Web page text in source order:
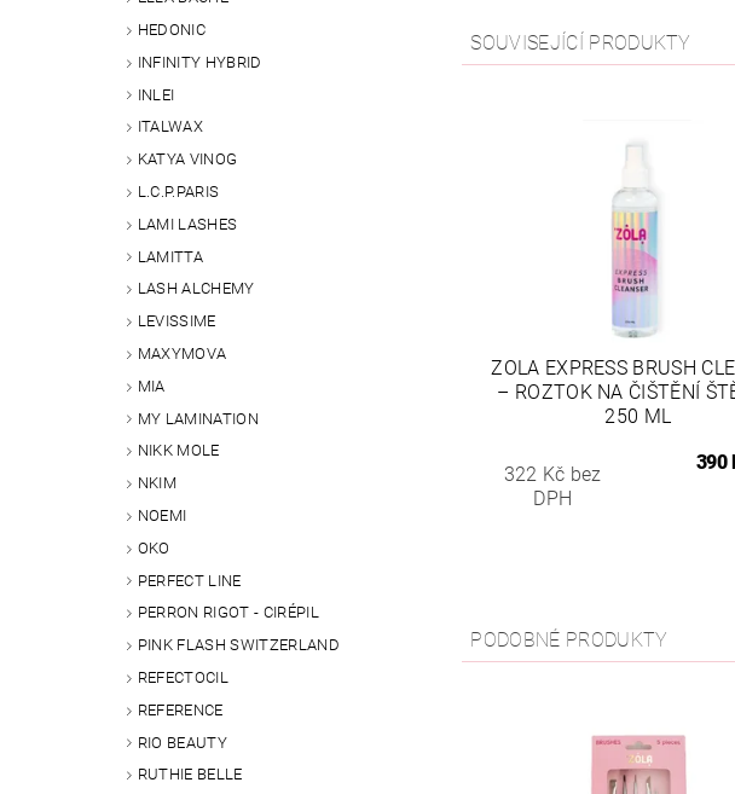
HEDONIC
INFINITY HYBRID
INLEI
ITALWAX
KATYA VINOG
L.C.P.PARIS
LAMI LASHES
LAMITTA
LASH ALCHEMY
LEVISSIME
MAXYMOVA
MIA
MY LAMINATION
NIKK MOLE
NKIM
NOEMI
OKO
PERFECT LINE
PERRON RIGOT - CIRÉPIL
PINK FLASH SWITZERLAND
REFECTOCIL
REFERENCE
RIO BEAUTY
RUTHIE BELLE
SOUVISEJÍCÍ PRODUKTY
ZOLA EXPRESS BRUSH
– ROZTOK NA ČIŠTĚNÍ
250 ML
322 Kč bez
DPH
390
PODOBNÉ PRODUKTY